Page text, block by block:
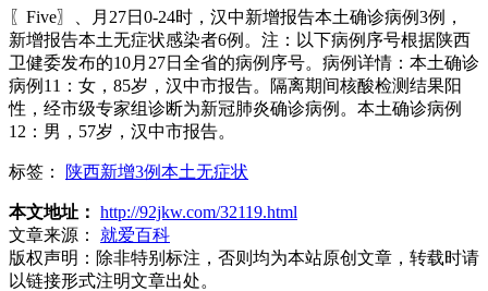
〖Five〗、月27日0-24时，汉中新增报告本土确诊病例3例，
新增报告本土无症状感染者6例。注：以下病例序号根据陕西
卫健委发布的10月27日全省的病例序号。病例详情：本土确诊
病例11：女，85岁，汉中市报告。隔离期间核酸检测结果阳
性，经市级专家组诊断为新冠肺炎确诊病例。本土确诊病例
12：男，57岁，汉中市报告。
标签： 陕西新增3例本土无症状
本文地址： http://92jkw.com/32119.html
文章来源：
就爱百科
版权声明： 除非特别标注，否则均为本站原创文章，转载时请
以链接形式注明文章出处。